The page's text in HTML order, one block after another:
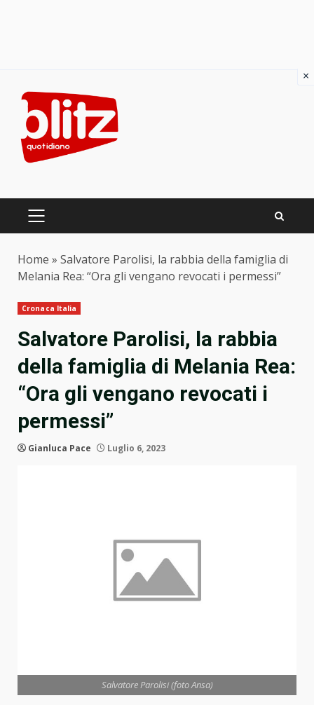
content
PRIMARY
Home » Salvatore Parolisi, la rabbia della famiglia di
Melania Rea: “Ora gli vengano revocati i permessi”
Cronaca Italia
Salvatore Parolisi, la rabbia
della famiglia di Melania Rea:
“Ora gli vengano revocati i
permessi”
Gianluca Pace Luglio 6, 2023
Salvatore Parolisi (foto Ansa)
×